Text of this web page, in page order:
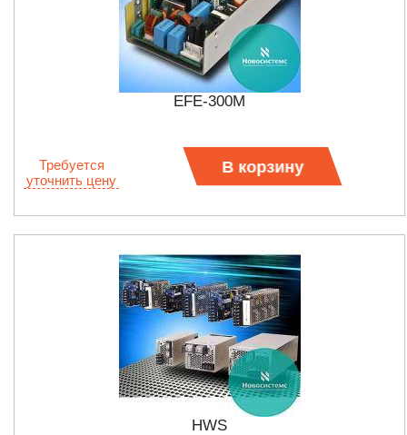
EFE-300M
Требуется
уточнить цену
В корзину
HWS